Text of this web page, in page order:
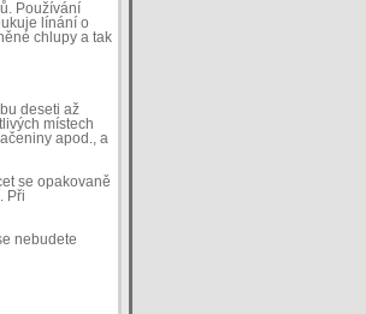
Používání
línání o
chlupy a tak
deseti až
místech
apod., a
se opakovaně
Při
nebudete